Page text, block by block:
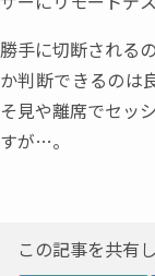
勝手に切断される
か判断できるのは
そ見や離席でセッ
すが…。
この記事を共有